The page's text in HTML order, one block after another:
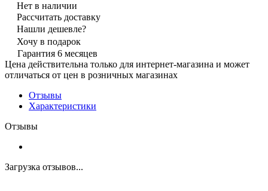
Нет в наличии
Рассчитать доставку
Нашли дешевле?
Хочу в подарок
Гарантия 6 месяцев
Цена действительна только для интернет-магазина и может
отличаться от цен в розничных магазинах
Отзывы
Характеристики
Отзывы
Загрузка отзывов...